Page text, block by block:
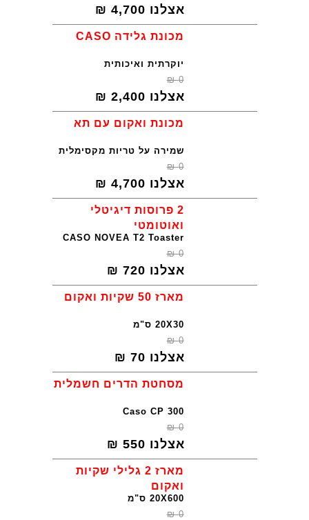
אצלנו 4,700
₪
מכונת גלידה CASO
יוקרתית ואיכותית
0
₪
אצלנו 2,400
₪
מכונת ואקום עם תא
שמירה על טריות מקסימלית
0
₪
אצלנו 4,700
₪
2 פרוסות דיגיטלי
ואוטומטי
CASO NOVEA T2 Toaster
0
₪
אצלנו 720
₪
מארז 50 שקיות ואקום
20X30 ס"מ
0
₪
אצלנו 70
₪
מסחטת הדרים חשמלית
Caso CP 300
0
₪
אצלנו 550
₪
מארז 2 גלילי שקיות
ואקום
20X600 ס"מ
0
₪